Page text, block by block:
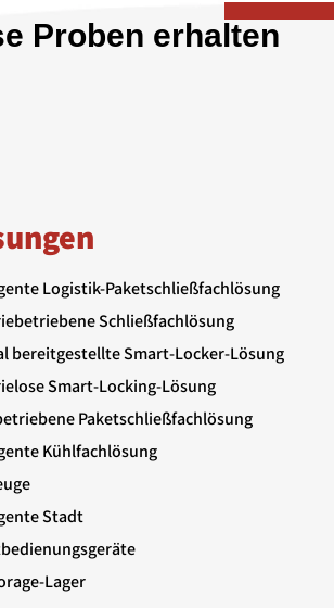
Proben erhalten
Logistik-Paketschließfachlösung
Schließfachlösung
bereitgestellte Smart-Locker-Lösung
Smart-Locking-Lösung
Paketschließfachlösung
Kühlfachlösung
Stadt
Lager